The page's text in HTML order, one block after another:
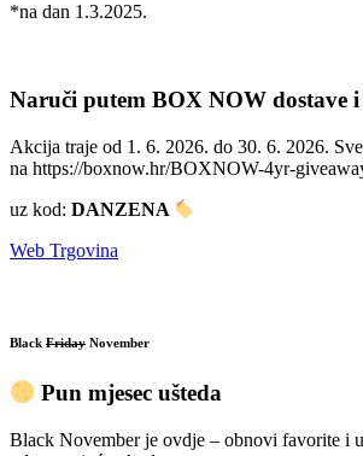
*na dan 1.3.2025.
Naruči putem BOX NOW dostave
Akcija traje od 1. 6. 2026. do 30. 6. 2026.
na https://boxnow.hr/BOXNOW-4yr-
uz kod: DANZENA
Web Trgovina
Black Friday November
Pun mjesec ušteda
Black November je ovdje – obnovi favorite i